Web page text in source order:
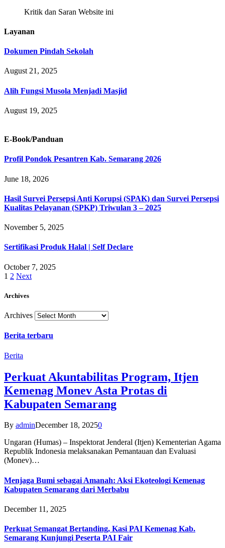
Kritik dan Saran Website ini
Layanan
Dokumen Pindah Sekolah
August 21, 2025
Alih Fungsi Musola Menjadi Masjid
August 19, 2025
E-Book/Panduan
Profil Pondok Pesantren Kab. Semarang 2026
June 18, 2026
Hasil Survei Persepsi Anti Korupsi (SPAK) dan Survei Persepsi
Kualitas Pelayanan (SPKP) Triwulan 3 – 2025
November 5, 2025
Sertifikasi Produk Halal | Self Declare
October 7, 2025
1 2 Next
Archives
Archives
Berita terbaru
Berita
Perkuat Akuntabilitas Program, Itjen
Kemenag Monev Asta Protas di
Kabupaten Semarang
By adminDecember 18, 20250
Ungaran (Humas) – Inspektorat Jenderal (Itjen) Kementerian Agama
Republik Indonesia melaksanakan Pemantauan dan Evaluasi
(Monev)…
Menjaga Bumi sebagai Amanah: Aksi Ekoteologi Kemenag
Kabupaten Semarang dari Merbabu
December 11, 2025
Perkuat Semangat Bertanding, Kasi PAI Kemenag Kab.
Semarang Kunjungi Peserta PAI Fair